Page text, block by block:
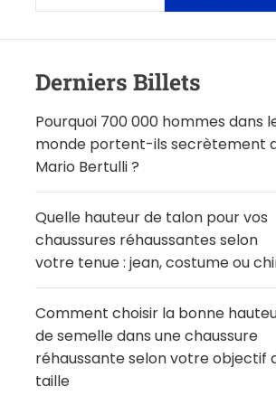
Derniers Billets
Pourquoi 700 000 hommes dans
monde portent-ils secrètement
Mario Bertulli ?
Quelle hauteur de talon pour vos
chaussures réhaussantes selon
votre tenue : jean, costume ou
Comment choisir la bonne
de semelle dans une chaussure
réhaussante selon votre objectif
taille